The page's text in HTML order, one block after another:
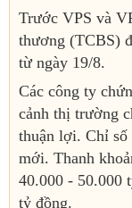
Trước VPS và
thương (TCBS)
từ ngày 19/8.
Các công ty
cảnh thị trường
thuận lợi. Chỉ
mới. Thanh
40.000 - 50.000
tỷ đồng.